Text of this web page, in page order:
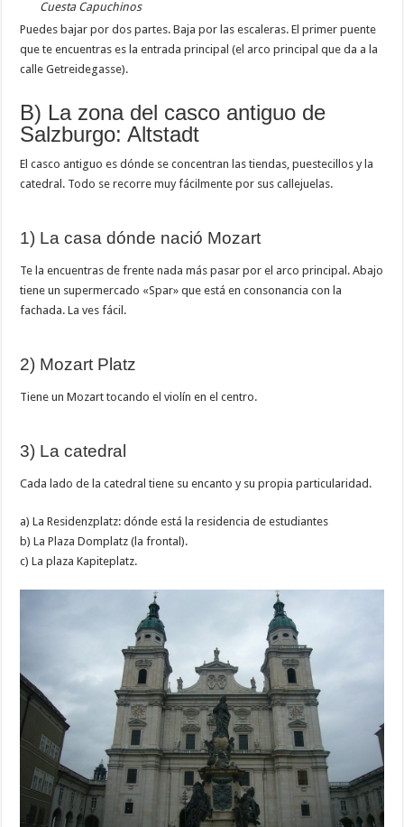
Cuesta Capuchinos
Puedes bajar por dos partes. Baja por las escaleras. El primer puente
que te encuentras es la entrada principal (el arco principal que da a la
calle Getreidegasse).
B) La zona del casco antiguo de
Salzburgo: Altstadt
El casco antiguo es dónde se concentran las tiendas, puestecillos y la
catedral. Todo se recorre muy fácilmente por sus callejuelas.
1) La casa dónde nació Mozart
Te la encuentras de frente nada más pasar por el arco principal. Abajo
tiene un supermercado «Spar» que está en consonancia con la
fachada. La ves fácil.
2) Mozart Platz
Tiene un Mozart tocando el violín en el centro.
3) La catedral
Cada lado de la catedral tiene su encanto y su propia particularidad.
a) La Residenzplatz: dónde está la residencia de estudiantes
b) La Plaza Domplatz (la frontal).
c) La plaza Kapiteplatz.